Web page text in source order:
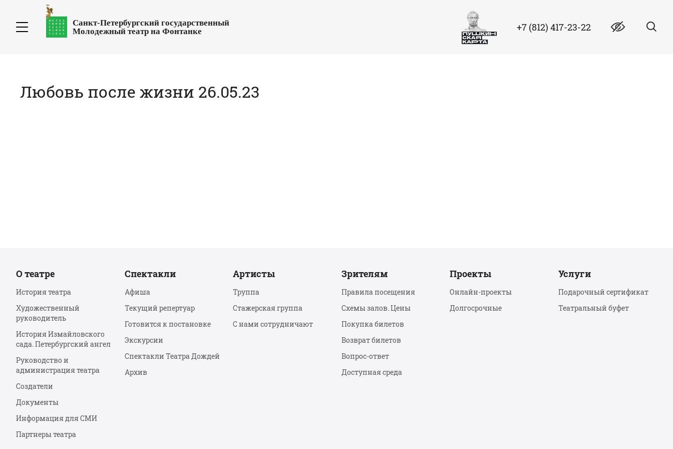
Санкт-Петербургский государственный
Молодежный театр на Фонтанке
+7 (812) 417-23-22
Любовь после жизни 26.05.23
О театре
История театра
Художественный
руководитель
История Измайловского
сада. Петербургский ангел
Руководство и
администрация театра
Создатели
Документы
Информация для СМИ
Партнеры театра
Спектакли
Афиша
Текущий репертуар
Готовится к постановке
Экскурсии
Спектакли Театра Дождей
Архив
Артисты
Труппа
Стажерская группа
С нами сотрудничают
Зрителям
Правила посещения
Схемы залов. Цены
Покупка билетов
Возврат билетов
Вопрос-ответ
Доступная среда
Проекты
Онлайн-проекты
Долгосрочные
Услуги
Подарочный сертификат
Театральный буфет